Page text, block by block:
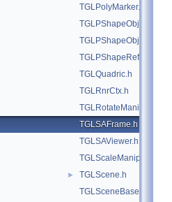
TGLPolyMarker.h
TGLPShapeObj.h
TGLPShapeObjEditor.h
TGLPShapeRef.h
TGLQuadric.h
TGLRnrCtx.h
TGLRotateManip.h
TGLSAFrame.h
TGLSAViewer.h
TGLScaleManip.h
►
TGLScene.h
TGLSceneBase.h